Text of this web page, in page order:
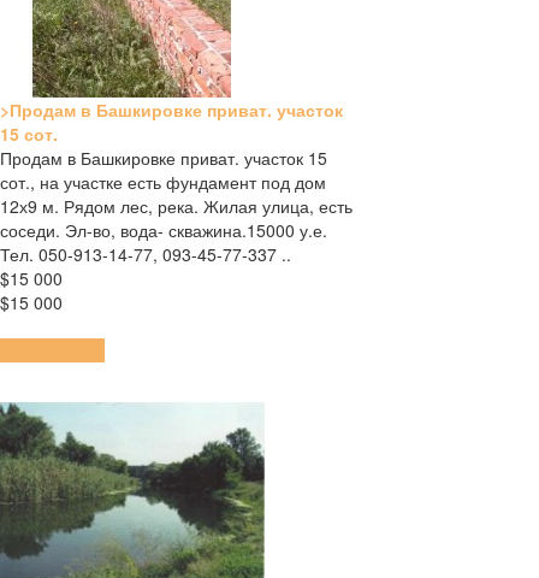
>Продам в Башкировке приват. участок
15 сот.
Продам в Башкировке приват. участок 15
сот., на участке есть фундамент под дом
12х9 м. Рядом лес, река. Жилая улица, есть
соседи. Эл-во, вода- скважина.15000 у.е.
Тел. 050-913-14-77, 093-45-77-337 ..
$15 000
$15 000